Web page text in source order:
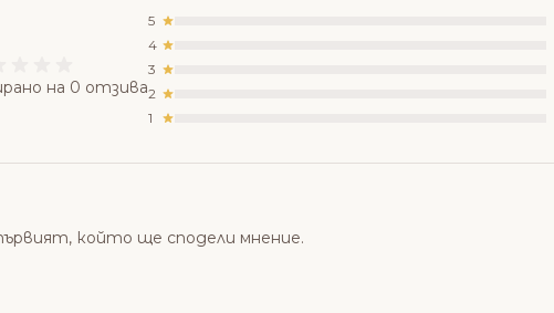
на 0 отзива
5
4
3
2
1
който ще сподели мнение.